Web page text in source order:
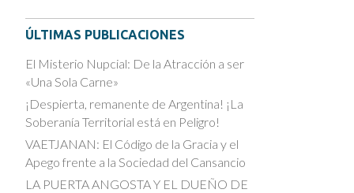
ÚLTIMAS PUBLICACIONES
El Misterio Nupcial: De la Atracción a ser
«Una Sola Carne»
¡Despierta, remanente de Argentina! ¡La
Soberanía Territorial está en Peligro!
VAETJANAN: El Código de la Gracia y el
Apego frente a la Sociedad del Cansancio
LA PUERTA ANGOSTA Y EL DUEÑO DE